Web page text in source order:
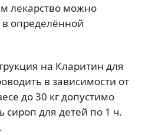
лекарство можно
определённой
на Кларитин для
в зависимости от
до 30 кг допустимо
для детей по 1 ч.